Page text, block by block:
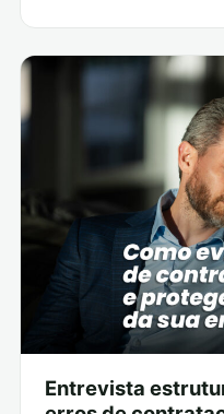
Entrevista